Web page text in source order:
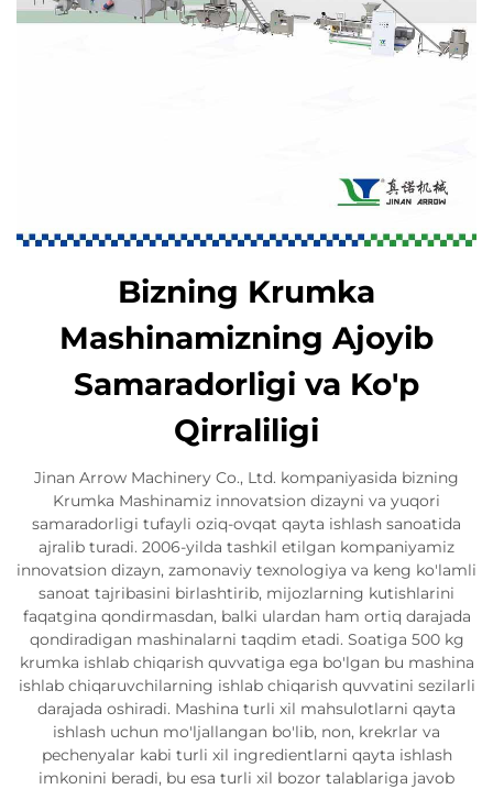
Bizning Krumka
Mashinamizning Ajoyib
Samaradorligi va Ko'p
Qirraliligi
Jinan Arrow Machinery Co., Ltd. kompaniyasida bizning
Krumka Mashinamiz innovatsion dizayni va yuqori
samaradorligi tufayli oziq-ovqat qayta ishlash sanoatida
ajralib turadi. 2006-yilda tashkil etilgan kompaniyamiz
innovatsion dizayn, zamonaviy texnologiya va keng ko'lamli
sanoat tajribasini birlashtirib, mijozlarning kutishlarini
faqatgina qondirmasdan, balki ulardan ham ortiq darajada
qondiradigan mashinalarni taqdim etadi. Soatiga 500 kg
krumka ishlab chiqarish quvvatiga ega bo'lgan bu mashina
ishlab chiqaruvchilarning ishlab chiqarish quvvatini sezilarli
darajada oshiradi. Mashina turli xil mahsulotlarni qayta
ishlash uchun mo'ljallangan bo'lib, non, krekrlar va
pechenyalar kabi turli xil ingredientlarni qayta ishlash
imkonini beradi, bu esa turli xil bozor talablariga javob